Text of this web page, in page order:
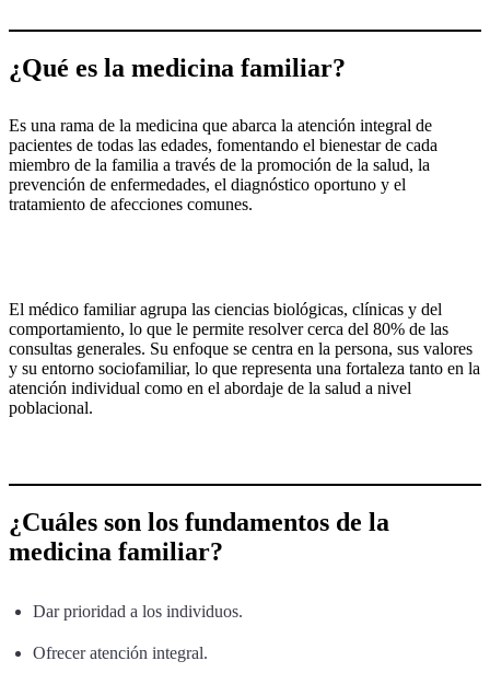
¿Qué es la medicina familiar?
Es una rama de la medicina que abarca la atención integral de
pacientes de todas las edades, fomentando el bienestar de cada
miembro de la familia a través de la promoción de la salud, la
prevención de enfermedades, el diagnóstico oportuno y el
tratamiento de afecciones comunes.
El médico familiar agrupa las ciencias biológicas, clínicas y del
comportamiento, lo que le permite resolver cerca del 80% de las
consultas generales. Su enfoque se centra en la persona, sus valores
y su entorno sociofamiliar, lo que representa una fortaleza tanto en la
atención individual como en el abordaje de la salud a nivel
poblacional.
¿Cuáles son los fundamentos de la
medicina familiar?
Dar prioridad a los individuos.
Ofrecer atención integral.